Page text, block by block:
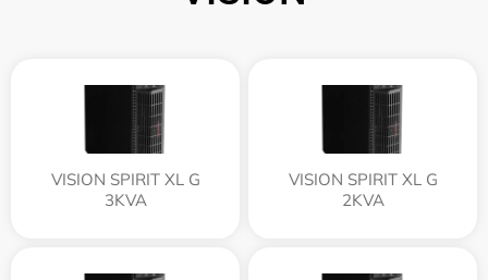
VISION SPIRIT XL G
3KVA
VISION SPIRIT XL G
2KVA